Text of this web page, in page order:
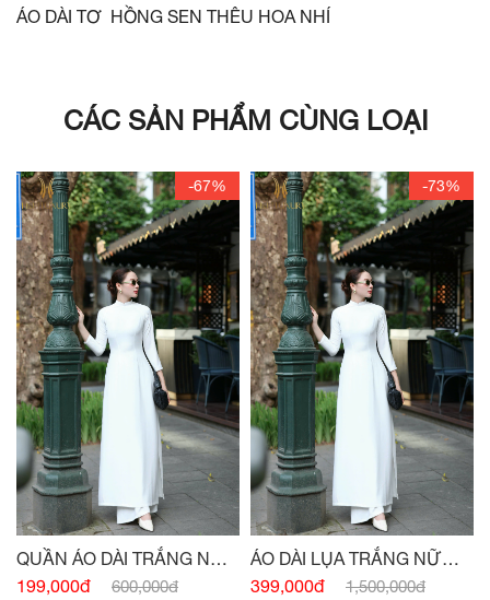
ÁO DÀI TƠ HỒNG SEN THÊU HOA NHÍ
CÁC SẢN PHẨM CÙNG LOẠI
-67%
QUẦN ÁO DÀI TRẮNG NỮ
SINH
199,000đ 600,000đ
-73%
ÁO DÀI LỤA TRẮNG NỮ
SINH
399,000đ 1,500,000đ